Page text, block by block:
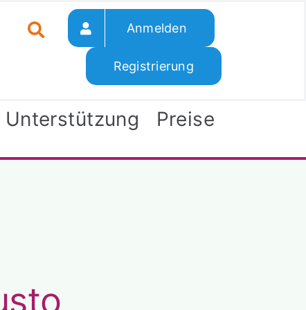
Anmelden
Registrierung
Unterstützung
Preise